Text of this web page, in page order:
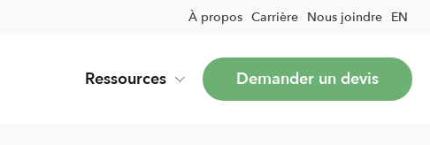
À propos Carrière Nous joindre EN
Ressources Demander un devis